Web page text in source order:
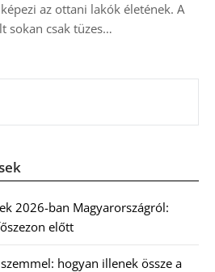
az ottani lakók életének. A
sokan csak tüzes…
2026-ban Magyarországról:
előtt
hogyan illenek össze a